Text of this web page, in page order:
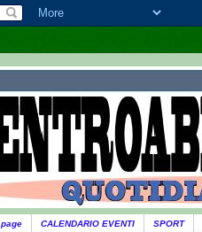
CALENDARIO EVENTI SPORT